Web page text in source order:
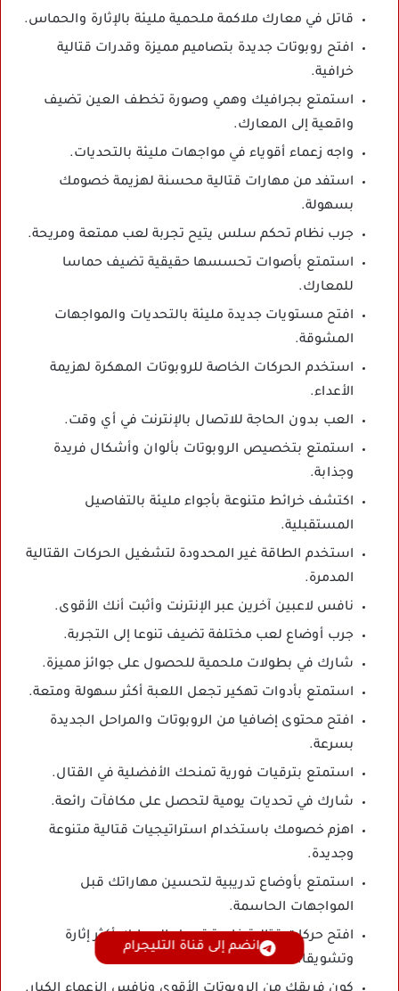
قاتل في معارك ملاكمة ملحمية مليئة بالإثارة والحماس.
افتح روبوتات جديدة بتصاميم مميزة وقدرات قتالية
خرافية.
استمتع بجرافيك وهمي وصورة تخطف العين تضيف
واقعية إلى المعارك.
واجه زعماء أقوياء في مواجهات مليئة بالتحديات.
استفد من مهارات قتالية محسنة لهزيمة خصومك
بسهولة.
جرب نظام تحكم سلس يتيح تجربة لعب ممتعة ومريحة.
استمتع بأصوات تحسسها حقيقية تضيف حماسا
للمعارك.
افتح مستويات جديدة مليئة بالتحديات والمواجهات
المشوقة.
استخدم الحركات الخاصة للروبوتات المهكرة لهزيمة
الأعداء.
العب بدون الحاجة للاتصال بالإنترنت في أي وقت.
استمتع بتخصيص الروبوتات بألوان وأشكال فريدة
وجذابة.
اكتشف خرائط متنوعة بأجواء مليئة بالتفاصيل
المستقبلية.
استخدم الطاقة غير المحدودة لتشغيل الحركات القتالية
المدمرة.
نافس لاعبين آخرين عبر الإنترنت وأثبت أنك الأقوى.
جرب أوضاع لعب مختلفة تضيف تنوعا إلى التجربة.
شارك في بطولات ملحمية للحصول على جوائز مميزة.
استمتع بأدوات تهكير تجعل اللعبة أكثر سهولة ومتعة.
افتح محتوى إضافيا من الروبوتات والمراحل الجديدة
بسرعة.
استمتع بترقيات فورية تمنحك الأفضلية في القتال.
شارك في تحديات يومية لتحصل على مكافآت رائعة.
اهزم خصومك باستخدام استراتيجيات قتالية متنوعة
وجديدة.
استمتع بأوضاع تدريبية لتحسين مهاراتك قبل
المواجهات الحاسمة.
افتح حركات قتالية خاصة تجعل المعارك أكثر إثارة
وتشويقا.
انضم إلى قناة التليجرام